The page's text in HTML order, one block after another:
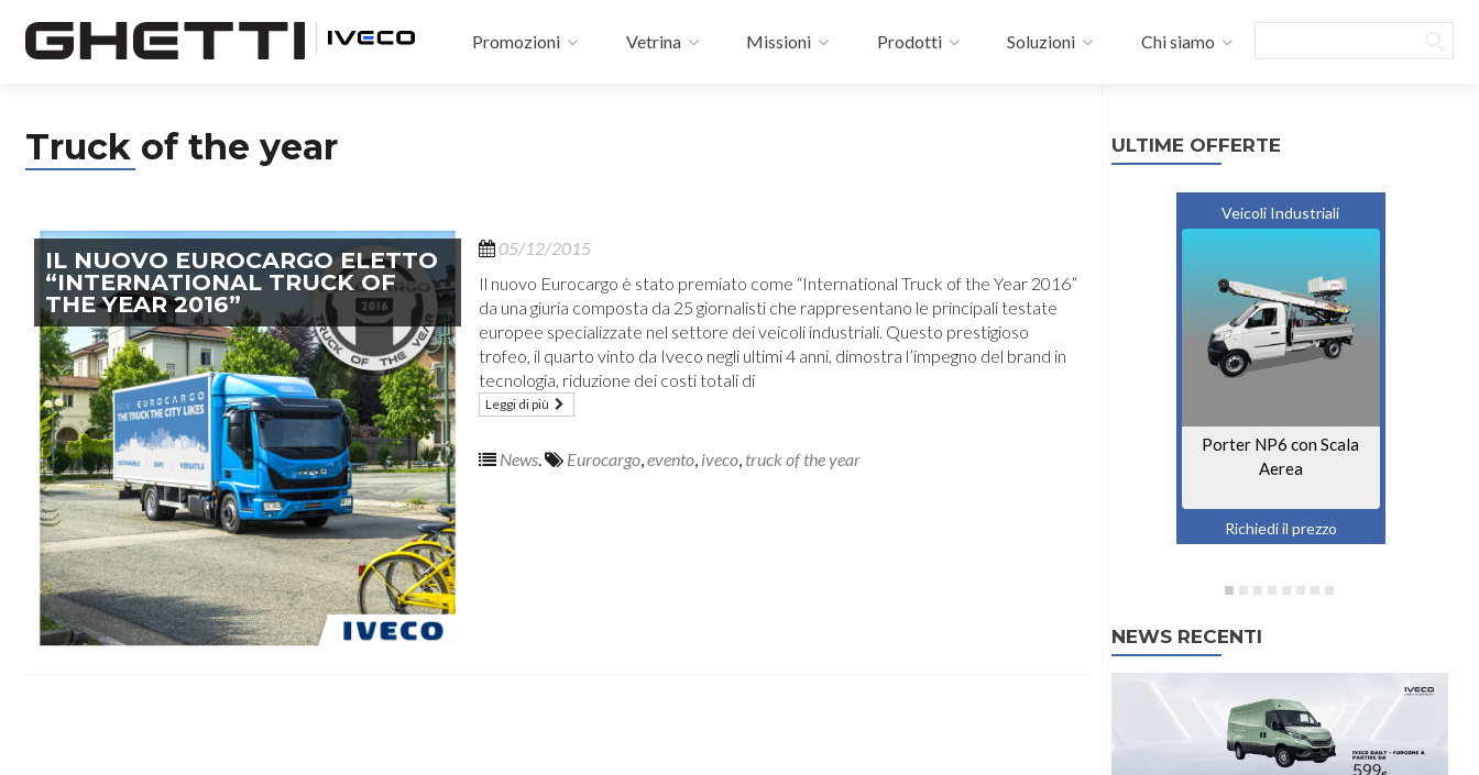
Promozioni Vetrina Missioni Prodotti Soluzioni Chi siamo
Truck of the year
IL NUOVO EUROCARGO ELETTO
“INTERNATIONAL TRUCK OF
THE YEAR 2016”
05/12/2015
Il nuovo Eurocargo è stato premiato come “International Truck of the Year 2016”
da una giuria composta da 25 giornalisti che rappresentano le principali testate
europee specializzate nel settore dei veicoli industriali. Questo prestigioso
trofeo, il quarto vinto da Iveco negli ultimi 4 anni, dimostra l’impegno del brand in
tecnologia, riduzione dei costi totali di
Leggi di più
News. Eurocargo, evento, iveco, truck of the year
ULTIME OFFERTE
Veicoli Industriali
Porter NP6 con Scala
Aerea
Richiedi il prezzo
NEWS RECENTI